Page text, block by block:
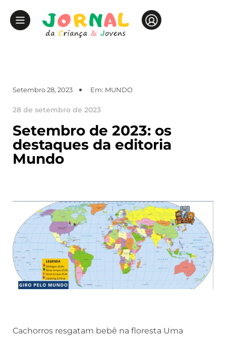
Setembro 28, 2023 Em: MUNDO
28 de setembro de 2023
Setembro de 2023: os
destaques da editoria
Mundo
Cachorros resgatam bebê na floresta Uma